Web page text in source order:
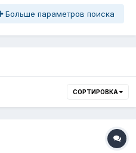
Больше параметров поиска
СОРТИРОВКА